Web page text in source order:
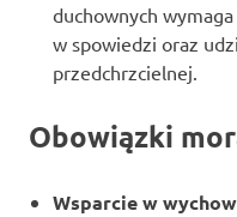
duchownych
w spowiedzi oraz
przedchrzcielnej.
Obowiązki
Wsparcie w